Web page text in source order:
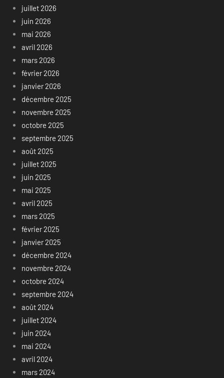
juillet 2026
juin 2026
mai 2026
avril 2026
mars 2026
février 2026
janvier 2026
décembre 2025
novembre 2025
octobre 2025
septembre 2025
août 2025
juillet 2025
juin 2025
mai 2025
avril 2025
mars 2025
février 2025
janvier 2025
décembre 2024
novembre 2024
octobre 2024
septembre 2024
août 2024
juillet 2024
juin 2024
mai 2024
avril 2024
mars 2024